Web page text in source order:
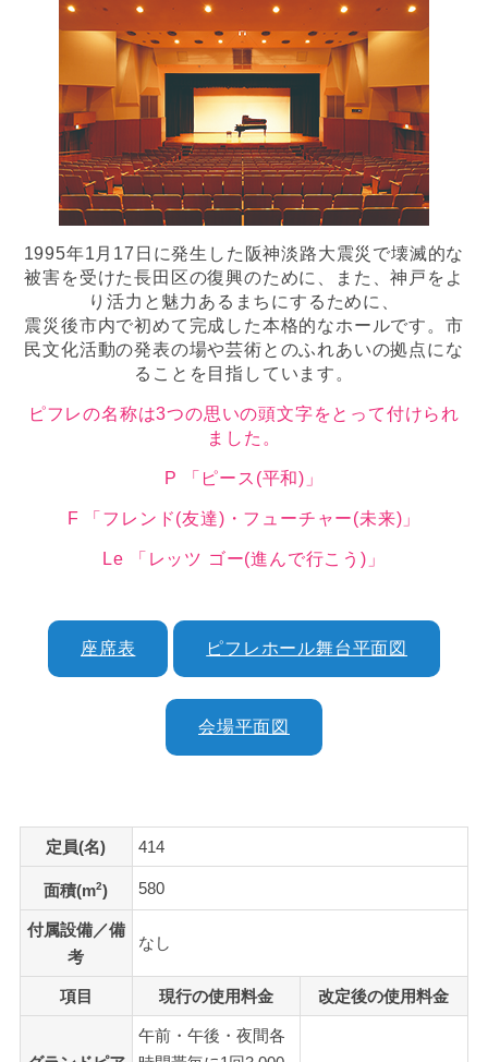
1995年1月17日に発生した阪神淡路大震災で壊滅的な
被害を受けた長田区の復興のために、また、神戸をよ
り活力と魅力あるまちにするために、
震災後市内で初めて完成した本格的なホールです。市
民文化活動の発表の場や芸術とのふれあいの拠点にな
ることを目指しています。
ピフレの名称は3つの思いの頭文字をとって付けられ
ました。
P 「ピース(平和)」
F 「フレンド(友達)・フューチャー(未来)」
Le 「レッツ ゴー(進んで行こう)」
座席表 ピフレホール舞台平面図
会場平面図
定員(名) 414
面積(m2) 580
付属設備／備
考
なし
項目 現行の使用料金 改定後の使用料金
午前・午後・夜間各